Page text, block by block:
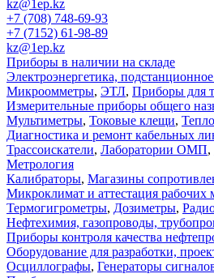
kz@1ep.kz
+7 (708) 748-69-93
+7 (7152) 61-98-89
kz@1ep.kz
Приборы в наличии на складе
Электроэнергетика,
Микроомметры, ЭТЛ, Приборы для
Измерительные приборы общего
Мультиметры, Токовые клещи,
Диагностика и ремонт кабельных
Трассоискатели, Лаборатории ОМП,
Метрология
Калибраторы, Магазины
Микроклимат и аттестация рабочих
Термогигрометры, Дозиметры,
Нефтехимия, газопроводы,
Приборы контроля качества
Оборудование для разработки,
Осциллографы, Генераторы